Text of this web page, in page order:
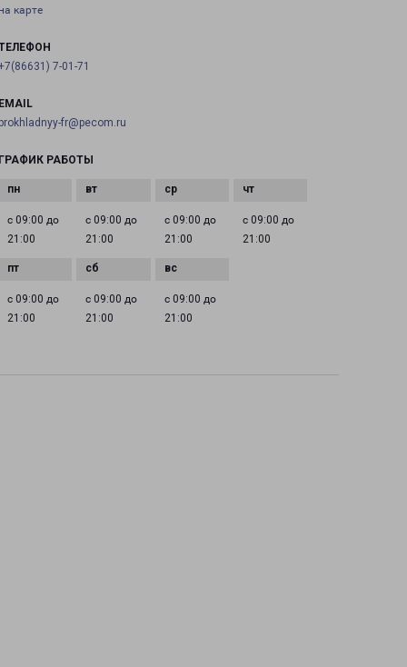
карте
7-01-71
fr@pecom.ru
РАБОТЫ
с 09:00 до
21:00
с 09:00 до
21:00
с 09:00 до
21:00
с 09:00 до
21:00
с 09:00 до
21:00
с 09:00 до
21:00
с 09:00 до
21:00